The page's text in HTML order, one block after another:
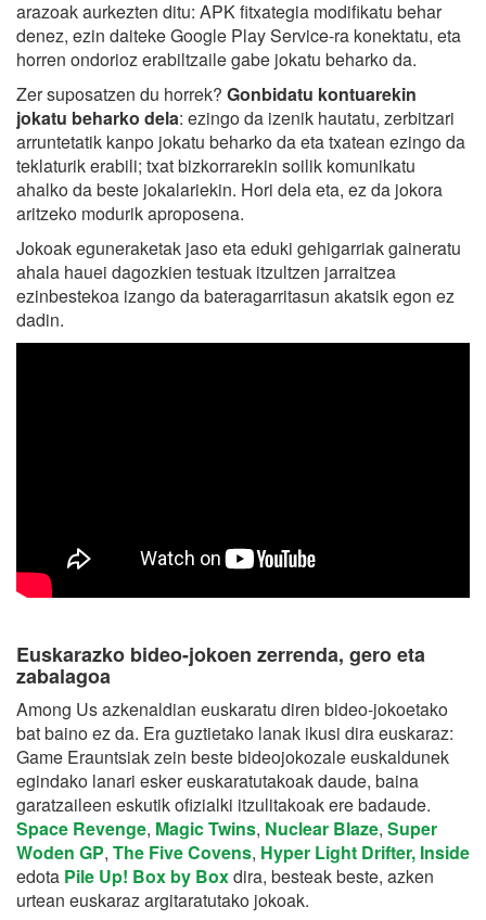
arazoak aurkezten ditu: APK fitxategia modifikatu behar
denez, ezin daiteke Google Play Service-ra konektatu, eta
horren ondorioz erabiltzaile gabe jokatu beharko da.
Zer suposatzen du horrek? Gonbidatu kontuarekin
jokatu beharko dela: ezingo da izenik hautatu, zerbitzari
arruntetatik kanpo jokatu beharko da eta txatean ezingo da
teklaturik erabili; txat bizkorrarekin soilik komunikatu
ahalko da beste jokalariekin. Hori dela eta, ez da jokora
aritzeko modurik aproposena.
Jokoak eguneraketak jaso eta eduki gehigarriak gaineratu
ahala hauei dagozkien testuak itzultzen jarraitzea
ezinbestekoa izango da bateragarritasun akatsik egon ez
dadin.
Euskarazko bideo-jokoen zerrenda, gero eta
zabalagoa
Among Us azkenaldian euskaratu diren bideo-jokoetako
bat baino ez da. Era guztietako lanak ikusi dira euskaraz:
Game Erauntsiak zein beste bideojokozale euskaldunek
egindako lanari esker euskaratutakoak daude, baina
garatzaileen eskutik ofizialki itzulitakoak ere badaude.
Space Revenge, Magic Twins, Nuclear Blaze, Super
Woden GP, The Five Covens, Hyper Light Drifter, Inside
edota Pile Up! Box by Boxdira, besteak beste, azken
urtean euskaraz argitaratutako jokoak.